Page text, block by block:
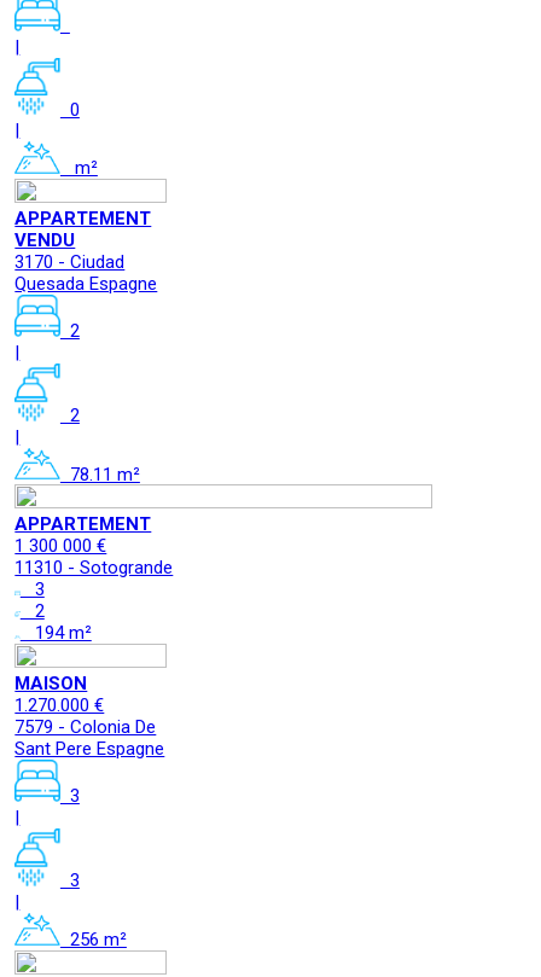
|
0
m²
APPARTEMENT
VENDU
3170 - Ciudad
Quesada Espagne
2
|
2
|
78.11 m²
APPARTEMENT
1 300 000 €
11310 - Sotogrande
3
2
194 m²
MAISON
1.270.000 €
7579 - Colonia De
Sant Pere Espagne
3
3
|
256 m²